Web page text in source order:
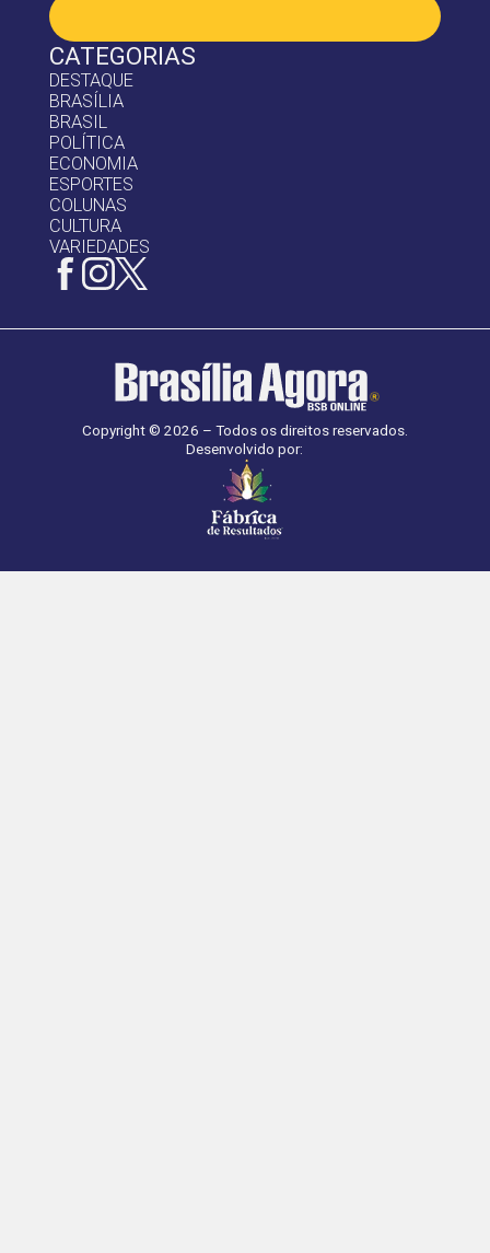
CATEGORIAS
DESTAQUE
BRASÍLIA
BRASIL
POLÍTICA
ECONOMIA
ESPORTES
COLUNAS
CULTURA
VARIEDADES
Copyright © 2026 – Todos os direitos reservados.
Desenvolvido por: